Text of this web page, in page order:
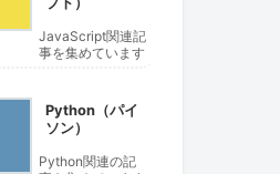
JavaScript関連記
事を集めています
Python（パイ
ソン）
Python関連の記